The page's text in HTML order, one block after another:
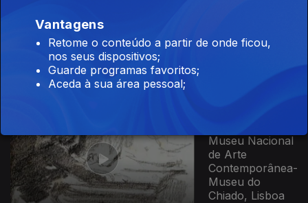
Universidade de
Museu Nacional
de Arte
Contemporânea-
Museu do
Chiado, Lisboa
Vantagens
Retome o conteúdo a partir de onde ficou,
nos seus dispositivos;
Guarde programas favoritos;
Aceda à sua área pessoal;